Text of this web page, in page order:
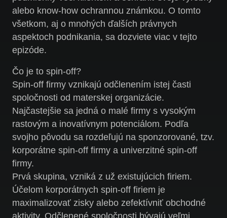
alebo know-how ochrannou známkou. O tomto
všetkom, aj o mnohých ďalších právnych
aspektoch podnikania, sa dozviete viac v tejto
epizóde.
Čo je to spin-off?
Spin-off firmy vznikajú odčlenením istej časti
spoločnosti od materskej organizácie.
Najčastejšie sa jedná o malé firmy s vysokým
rastovým a inovatívnym potenciálom. Podľa
svojho pôvodu sa rozdeľujú na sponzorované, tzv.
korporátne spin-off firmy a univerzitné spin-off
firmy.
Prvá skupina, vzniká z už existujúcich firiem.
Účelom korporátnych spin-off firiem je
maximalizovať zisky alebo zefektívniť obchodné
aktivity. Odčlenené spoločnosti bývajú veľmi